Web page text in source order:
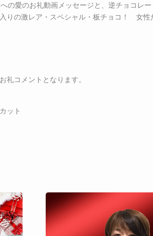
への愛のお礼動画メッセージと、逆チョコ
の激レア・スペシャル・板チョコ！ 女性
礼コメントとなります。
ット